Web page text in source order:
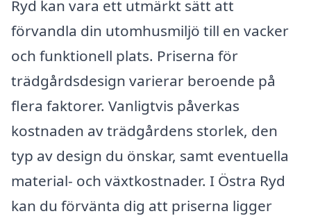
Ryd kan vara ett utmärkt sätt att
förvandla din utomhusmiljö till en vacker
och funktionell plats. Priserna för
trädgårdsdesign varierar beroende på
flera faktorer. Vanligtvis påverkas
kostnaden av trädgårdens storlek, den
typ av design du önskar, samt eventuella
material- och växtkostnader. I Östra Ryd
kan du förvänta dig att priserna ligger